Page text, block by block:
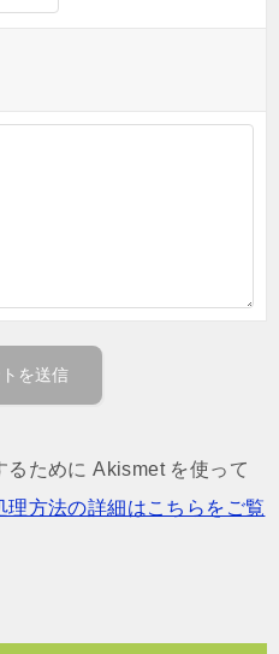
るために Akismet を使って
理方法の詳細はこちらをご覧